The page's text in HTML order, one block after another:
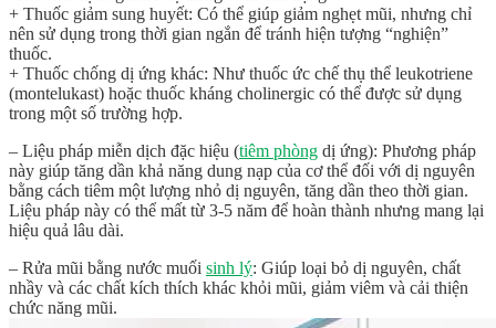
+ Thuốc giảm sung huyết: Có thể giúp giảm nghẹt mũi, nhưng chỉ
nên sử dụng trong thời gian ngắn để tránh hiện tượng “nghiện”
thuốc.
+ Thuốc chống dị ứng khác: Như thuốc ức chế thụ thể leukotriene
(montelukast) hoặc thuốc kháng cholinergic có thể được sử dụng
trong một số trường hợp.
– Liệu pháp miễn dịch đặc hiệu (tiêm phòng dị ứng): Phương pháp
này giúp tăng dần khả năng dung nạp của cơ thể đối với dị nguyên
bằng cách tiêm một lượng nhỏ dị nguyên, tăng dần theo thời gian.
Liệu pháp này có thể mất từ 3-5 năm để hoàn thành nhưng mang lại
hiệu quả lâu dài.
– Rửa mũi bằng nước muối sinh lý: Giúp loại bỏ dị nguyên, chất
nhầy và các chất kích thích khác khỏi mũi, giảm viêm và cải thiện
chức năng mũi.